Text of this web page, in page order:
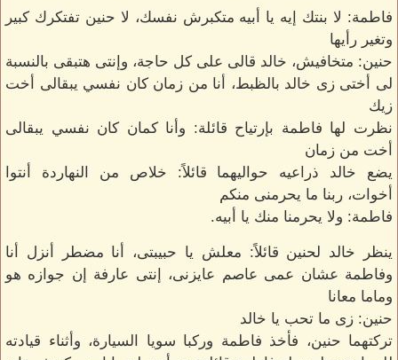
فاطمة: لا بنتك إيه يا أبيه متكبرش نفسك، لا حنين تفتكرك كبير
وتغير رأيها
حنين: متخافيش، خالد قالى على كل حاجة، وإنتى هتبقى بالنسبة
لى أختى زى خالد بالظبط، أنا من زمان كان نفسي يبقالى أخت
زيك
نظرت لها فاطمة بإرتياح قائلة: وأنا كمان كان نفسي يبقالى
أخت من زمان
يضع خالد ذراعيه حواليهما قائلاً: خلاص من النهاردة أنتوا
أخوات، ربنا ما يحرمنى منكم
فاطمة: ولا يحرمنا منك يا أبيه.
ينظر خالد لحنين قائلاً: معلش يا حبيبتى، أنا مضطر أنزل أنا
وفاطمة عشان عمى عاصم عايزنى، إنتى عارفة إن جوازه هو
وماما معانا
حنين: زى ما تحب يا خالد
تركتهما حنين، فأخذ فاطمة وركبا سويا السيارة، وأثناء قيادته